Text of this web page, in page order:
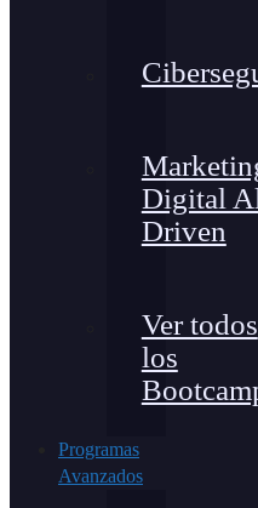
Digital
Driven
Ver todos
los
Programas
Avanzados